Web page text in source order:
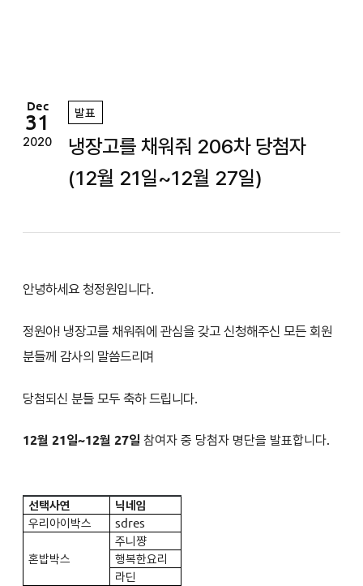
Dec
31
2020
발표
냉장고를 채워줘 206차 당첨자
(12월 21일~12월 27일)
안녕하세요 청정원입니다.
정원아! 냉장고를 채워줘에 관심을 갖고 신청해주신 모든 회원
분들께 감사의 말씀드리며
당첨되신 분들 모두 축하 드립니다.
12월 21일~12월 27일 참여자 중 당첨자 명단을 발표합니다.
선택사연
닉네임
우리아이박스
sdres
혼밥박스
주니쨩
행복한요리
라딘